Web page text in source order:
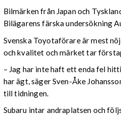
Bilmärken från Japan och
Bilägarens färska undersökning
Svenska Toyotaförare är mest
och kvalitet och märket tar
– Jag har inte haft ett enda fel
har ägt, säger Sven-Åke
till tidningen.
Subaru intar andraplatsen och